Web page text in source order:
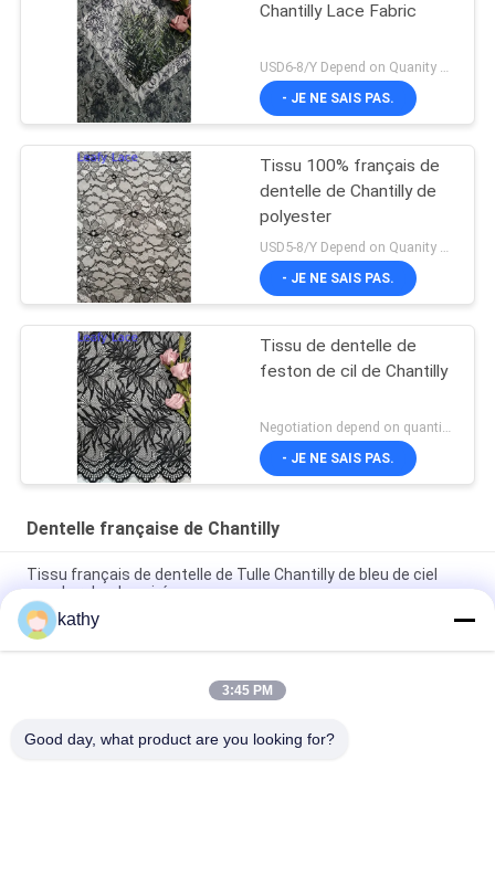
Chantilly Lace Fabric
USD6-8/Y Depend on Quanity MOQ:10yards
- JE NE SAIS PAS.
Tissu 100% français de
dentelle de Chantilly de
polyester
- JE NE SAIS PAS.
Tissu de dentelle de
feston de cil de Chantilly
- JE NE SAIS PAS.
Dentelle française de Chantilly
Tissu français de dentelle de Tulle Chantilly de bleu de ciel
pour la robe de soirée
Tissu métallique de dentelle de cil français de Chantilly avec le
feston
Tissu métallique de dentelle de feston de Lurex de cil français
kathy
3:45 PM
Good day, what product are you looking for?